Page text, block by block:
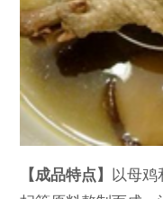
【成品特点】
以母